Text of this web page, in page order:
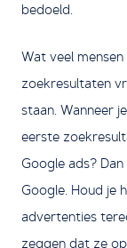
bedoeld.
Wat veel
zoekresultaten
staan. Wanneer
eerste
Google ads?
Google. Houd je
advertenties
zeggen dat ze